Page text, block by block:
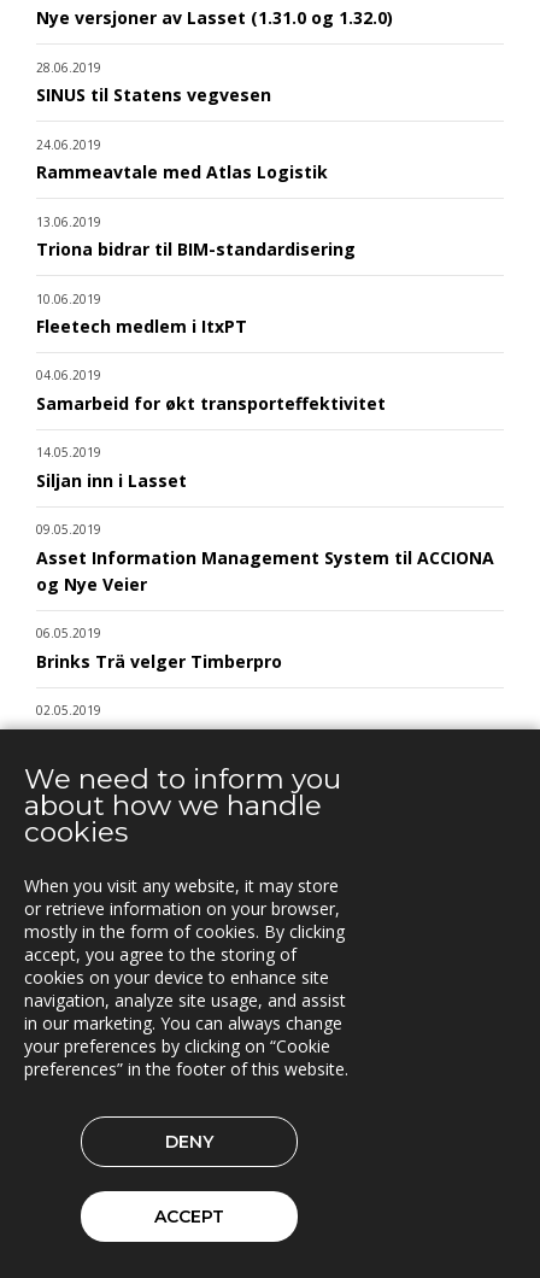
Nye versjoner av Lasset (1.31.0 og 1.32.0)
28.06.2019
SINUS til Statens vegvesen
24.06.2019
Rammeavtale med Atlas Logistik
13.06.2019
Triona bidrar til BIM-standardisering
10.06.2019
Fleetech medlem i ItxPT
04.06.2019
Samarbeid for økt transporteffektivitet
14.05.2019
Siljan inn i Lasset
09.05.2019
Asset Information Management System til ACCIONA
og Nye Veier
06.05.2019
Brinks Trä velger Timberpro
02.05.2019
25.04.2019
Triona forbedrer fergetrafikken på Åland
Fleetech overtas av Triona
08.04.2019
Ny versjon av Lasset
01.04.2019
Samarbeidspartner med Drive Sweden
Triona forsterkes av kvinnelige ledere
Rammeavtale med Stockholm by innen Geodata og
We need to inform you
about how we handle
cookies
When you visit any website, it may store
or retrieve information on your browser,
mostly in the form of cookies. By clicking
accept, you agree to the storing of
cookies on your device to enhance site
navigation, analyze site usage, and assist
in our marketing. You can always change
your preferences by clicking on “Cookie
preferences” in the footer of this website.
DENY
ACCEPT